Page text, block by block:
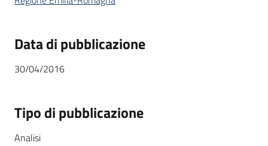
Data di pubblicazione
30/04/2016
Tipo di pubblicazione
Analisi